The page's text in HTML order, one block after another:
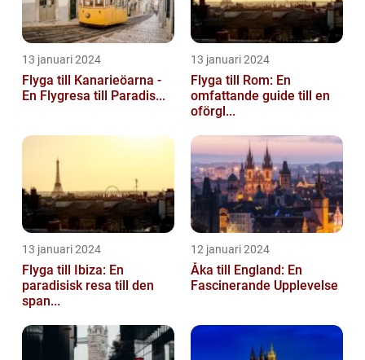
13 januari 2024
Flyga till Kanarieöarna -
En Flygresa till Paradis...
13 januari 2024
Flyga till Rom: En
omfattande guide till en
oförgl...
13 januari 2024
Flyga till Ibiza: En
paradisisk resa till den
span...
12 januari 2024
Åka till England: En
Fascinerande Upplevelse